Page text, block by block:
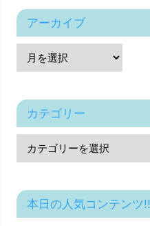
アーカイブ
カテゴリー
本日の人気コンテンツ!!